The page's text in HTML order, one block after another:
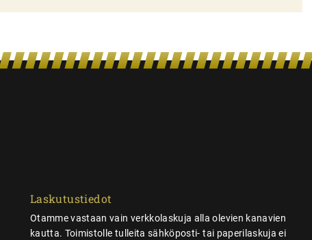
Laskutustiedot
Otamme vastaan vain verkkolaskuja alla olevien kanavien
kautta. Toimistolle tulleita sähköposti- tai paperilaskuja ei